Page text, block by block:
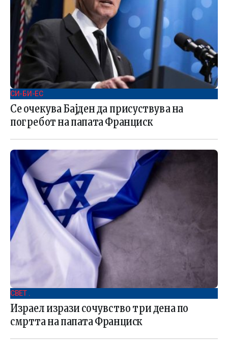
СИ-БИ-ЕС
Се очекува Бајден да присуствува на
погребот на папата Франциск
СВЕТ .
Израел изрази сочувство три дена по
смртта на папата Франциск